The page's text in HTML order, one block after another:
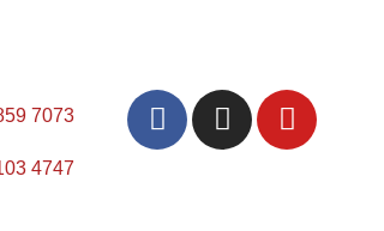
7073
4747